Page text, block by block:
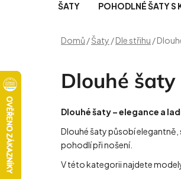
ŠATY
POHODLNÉ ŠATY S
Domů /Šaty /Dle střihu /
Dlouhé šaty
Dlouhé šaty – elegance a
Dlouhé šaty působí
pohodlí při nošení.
V této kategorii najdete